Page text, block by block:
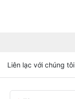
Liên lạc với chúng tôi